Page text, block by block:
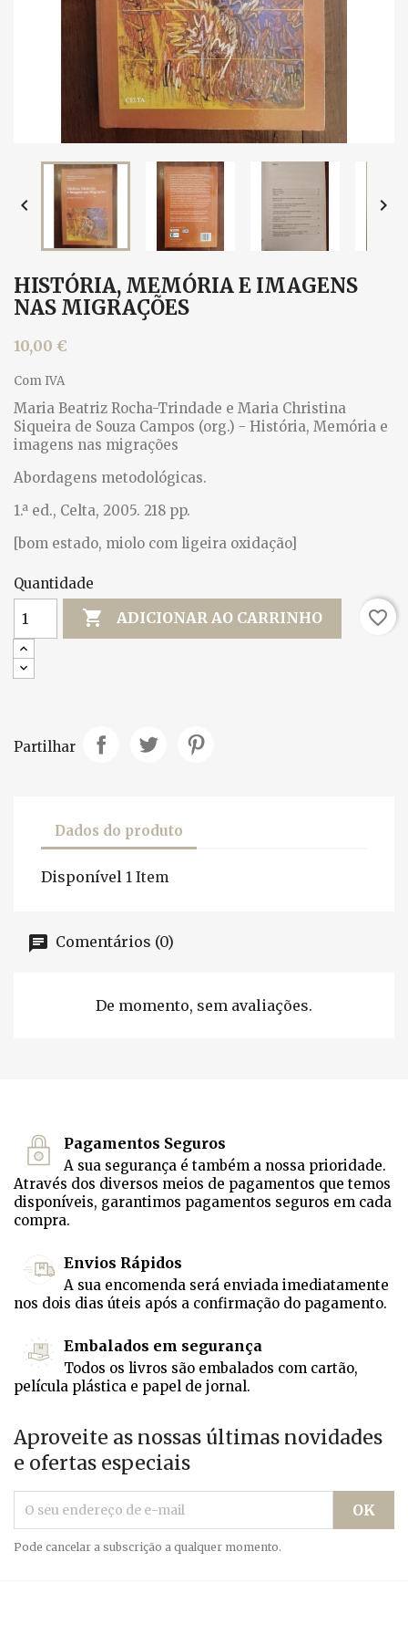
 
HISTÓRIA, MEMÓRIA E IMAGENS
NAS MIGRAÇÕES
10,00 €
Com IVA
Maria Beatriz Rocha-Trindade e Maria Christina
Siqueira de Souza Campos (org.) - História, Memória e
imagens nas migrações
Abordagens metodológicas.
1.ª ed., Celta, 2005. 218 pp.
[bom estado, miolo com ligeira oxidação]
Quantidade
 ADICIONAR AO CARRINHO favorite_border
Partilhar
Dados do produto
Disponível 1 Item
Comentários (0)
De momento, sem avaliações.
Pagamentos Seguros
A sua segurança é também a nossa prioridade.
Através dos diversos meios de pagamentos que temos
disponíveis, garantimos pagamentos seguros em cada
compra.
Envios Rápidos
A sua encomenda será enviada imediatamente
nos dois dias úteis após a confirmação do pagamento.
Embalados em segurança
Todos os livros são embalados com cartão,
película plástica e papel de jornal.
Aproveite as nossas últimas novidades
e ofertas especiais
Pode cancelar a subscrição a qualquer momento.